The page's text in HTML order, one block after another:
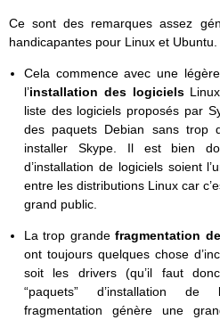
Ce sont des remarques assez
handicapantes pour Linux et Ubuntu.
Cela commence avec une
l’installation des logiciels
liste des logiciels proposés par
des paquets Debian sans trop
installer Skype. Il est bien
d’installation de logiciels soient
entre les distributions Linux car
grand public.
La trop grandefragmentation
ont toujours quelques chose
soit les drivers (qu’il faut
“paquets” d’installation de
fragmentation génère une